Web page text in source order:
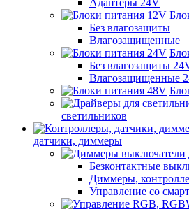
Без влагозащиты
Влагозащищенные
Без влагозащиты
Влагозащищенные
светильников
датчики, диммеры
Безконтактные
Диммеры,
Управление со